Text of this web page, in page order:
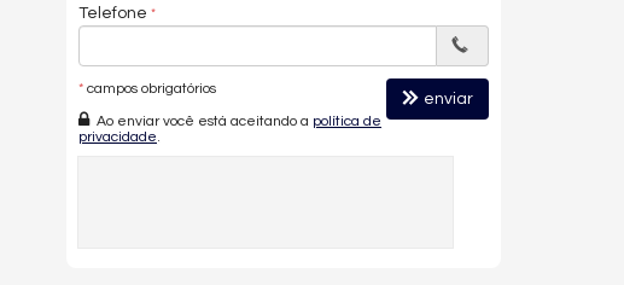
Telefone
* campos obrigatórios
Ao enviar você está aceitando a política de
privacidade
enviar